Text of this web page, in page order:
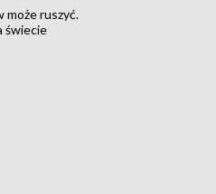
może ruszyć.
świecie